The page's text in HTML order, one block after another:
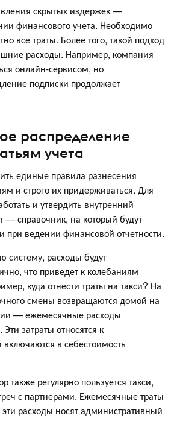
скрытых издержек —
финансового учета. Необходимо
все траты. Более того, такой подход
расходы. Например, компания
онлайн-сервисом, но
подписки продолжает
распределение
учета
единые правила разнесения
и строго их придерживаться. Для
и утвердить внутренний
— справочник, на который будут
при ведении финансовой отчетности.
систему, расходы будут
что приведет к колебаниям
куда отнести траты на такси? На
смены возвращаются домой на
— ежемесячные расходы
затраты относятся к
в себестоимость
также регулярно пользуется такси,
с партнерами. Ежемесячные траты
расходы носят административный